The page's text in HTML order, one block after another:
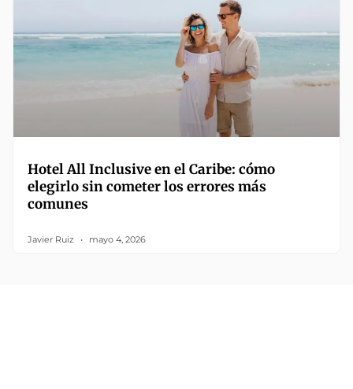
Hotel All Inclusive en el Caribe: cómo
elegirlo sin cometer los errores más
comunes
Javier Ruiz mayo 4, 2026